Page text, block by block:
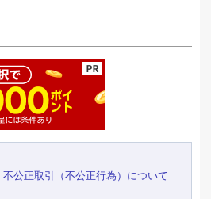
不公正取引（不公正行為）について